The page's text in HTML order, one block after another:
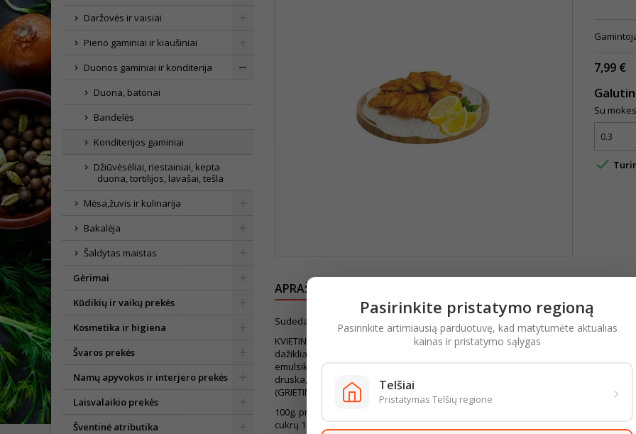
Daržovės ir vaisiai
Pieno gaminiai ir kiaušiniai
Duonos gaminiai ir konditerija
Duona, batonai
Bandelės
Konditerijos gaminiai
Džiūvėsėliai, riestainiai, kepta
duona, tortilijos, lavašai, tešla
Mėsa,žuvis ir kulinarija
Bakalėja
Šaldytas maistas
Gėrimai
Kūdikių ir vaikų prekės
Kosmetika ir higiena
Švaros prekės
Namų apyvokos ir interjero prekės
Laisvalaikio prekės
Šventinė atributika
7,99 €
Su

APRAŠYMAS
Sudedamosios dalys:
KVIETINIAI miltai, citrinų skonio įdaras (vanduo, cukrus, gliukozės sirupas,
dažikliai (titano dioksidas, dygmino ekstraktas, kurkuminas), kvapioji medžiaga,
emulsiklis (polisorbatas 60), margarinas (augaliniai riebalai ir aliejai (rapsų, palmių,
druska, emulsikliai E471, grietinėlės kvapioji medžiaga, rūgštingumą reguliuojanti
(GRIETINĖLĖ, PIENO rūgšties bakterijų raugas), cukrus, KIAUŠINIŲ masė, joduota
100g. produkto maistingumas. Energinė vertė: 1692kJ/405kcal. Riebalai 21.7g. iš
cukrų 16.7g. Baltymai 4.5g. Druska 0,3g.
Pasirinkite pristatymo regioną
Pasirinkite artimiausią parduotuvę, kad matytumėte aktualias
kainas ir pristatymo sąlygas
Telšiai
Pristatymas Telšių regione ›